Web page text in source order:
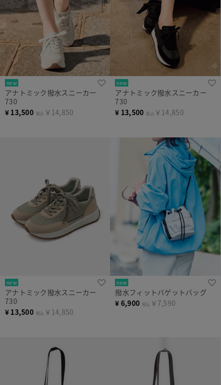
new
アナトミック撥水スニーカー
730
¥ 13,500 税込 ￥14,850
new
アナトミック撥水スニーカー
730
¥ 13,500 税込 ￥14,850
new
アナトミック撥水スニーカー
730
¥ 13,500 税込 ￥14,850
new
撥水フィットバゲットバッグ
¥ 6,900 税込 ￥7,590